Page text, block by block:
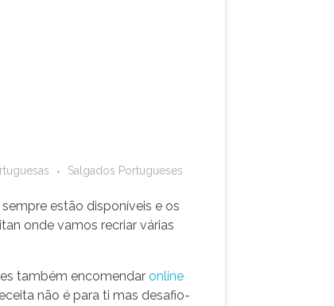
Salgados Portugueses
estão disponíveis e os
onde vamos recriar várias
também encomendar online
não é para ti mas desafio-